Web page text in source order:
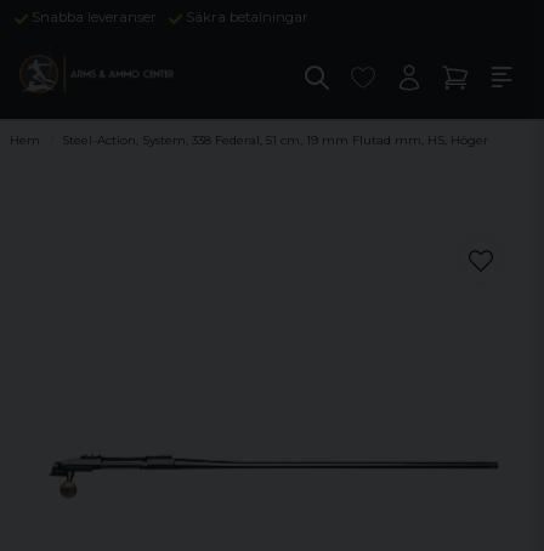
Snabba leveranser Säkra betalningar
Hem Steel-Action, System, 338 Federal, 51 cm, 19 mm Flutad mm, HS, Höger